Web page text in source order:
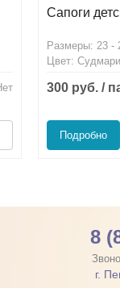
Сапоги
Размеры: 23 -
Цвет:
300 руб. /
Подробно
8
г.